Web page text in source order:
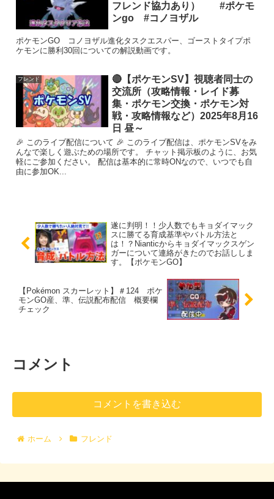
フレンド協力あり） #ポケモ
ンgo #コノヨザル
ポケモンGO コノヨザル進化タスクエスパー、ゴーストタイプポ
ケモンに勝利30回についての解説動画です。
フレンド
🔴【ポケモンSV】視聴者同士の
交流所（攻略情報・レイド募
集・ポケモン交換・ポケモン対
戦・攻略情報など）2025年8月16
日 昼～
🎉 このライブ配信について 🎉 このライブ配信は、ポケモンSVをみ
んなで楽しく遊ぶための場所です。 チャット掲示板のように、お気
軽にご参加ください。 配信は基本的に常時ONなので、いつでも自
由に参加OK...
遂に判明！！少人数でもキョダイマック
スに勝てる育成基準やバトル方法と
は！？Nianticからキョダイマックスゲン
ガーについて連絡がきたのでお話ししま
す。【ポケモンGO】
【Pokémon スカーレット】＃124 ポケ
モンGO産、準、伝説配布配信 概要欄
チェック
コメント
コメントを書き込む
ホーム フレンド